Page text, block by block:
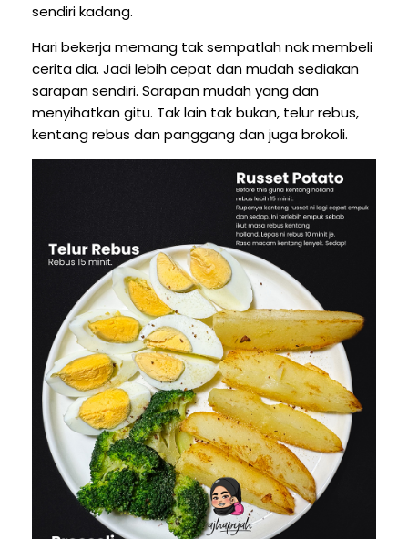
sendiri kadang.
Hari bekerja memang tak sempatlah nak membeli
cerita dia. Jadi lebih cepat dan mudah sediakan
sarapan sendiri. Sarapan mudah yang dan
menyihatkan gitu. Tak lain tak bukan, telur rebus,
kentang rebus dan panggang dan juga brokoli.